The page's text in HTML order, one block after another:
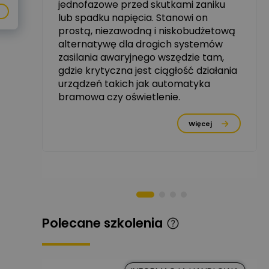
Michał Szulborski
Ekspert ETI - Dr inż. w
dziedzinie Aparatów
Elektrycznych / Senior
R&D Scientist / Product
Manager
Zadaj pytanie
Tomasz Dźwigała
Ekspert Menadżer
Piotr Muskała
jednofazowe przed skutkami zaniku
lub spadku napięcia. Stanowi on
prostą, niezawodną i niskobudżetową
alternatywę dla drogich systemów
zasilania awaryjnego wszędzie tam,
gdzie krytyczna jest ciągłość działania
urządzeń takich jak automatyka
bramowa czy oświetlenie.
Więcej
Polecane szkolenia